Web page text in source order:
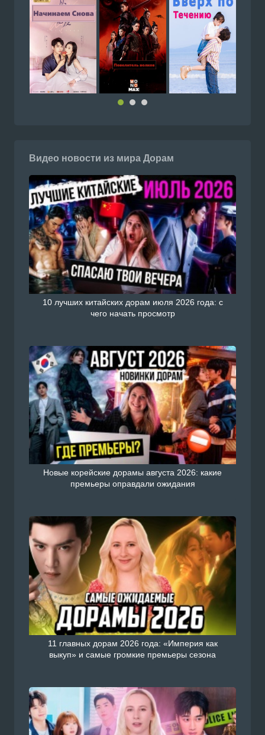
Видео новости из мира Дорам
10 лучших китайских дорам июля 2026 года: с
чего начать просмотр
Новые корейские дорамы августа 2026: какие
премьеры оправдали ожидания
11 главных дорам 2026 года: «Империя как
выкуп» и самые громкие премьеры сезона